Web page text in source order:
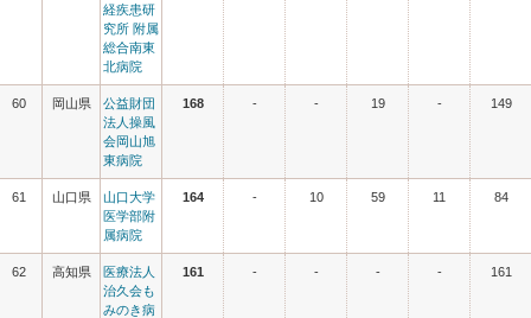
経疾患研
究所 附属
総合南東
北病院
60 岡山県
公益財団
法人操風
会岡山旭
東病院
168 - - 19 - 149
61 山口県
山口大学
医学部附
属病院
164 - 10 59 11 84
62 高知県
医療法人
治久会も
みのき病
161 - - - - 161